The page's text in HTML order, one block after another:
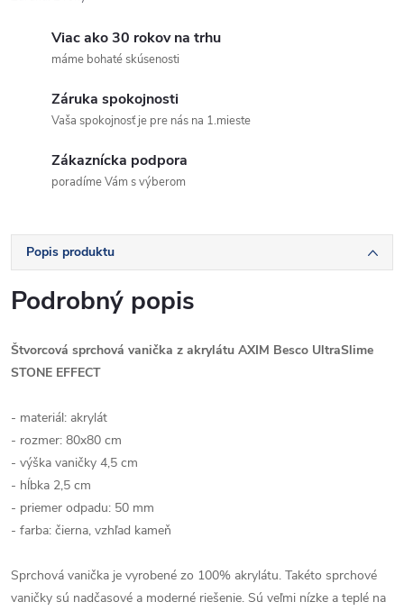
Viac ako 30 rokov na trhu
máme bohaté skúsenosti
Záruka spokojnosti
Vaša spokojnosť je pre nás na 1.mieste
Zákaznícka podpora
poradíme Vám s výberom
Popis produktu
Podrobný popis
Štvorcová sprchová vanička z akrylátu AXIM Besco UltraSlime
STONE EFFECT
- materiál: akrylát
- rozmer: 80x80 cm
- výška vaničky 4,5 cm
- hĺbka 2,5 cm
- priemer odpadu: 50 mm
- farba: čierna, vzhľad kameň
Sprchová vanička je vyrobené zo 100% akrylátu. Takéto sprchové
vaničky sú nadčasové a moderné riešenie. Sú veľmi nízke a teplé na